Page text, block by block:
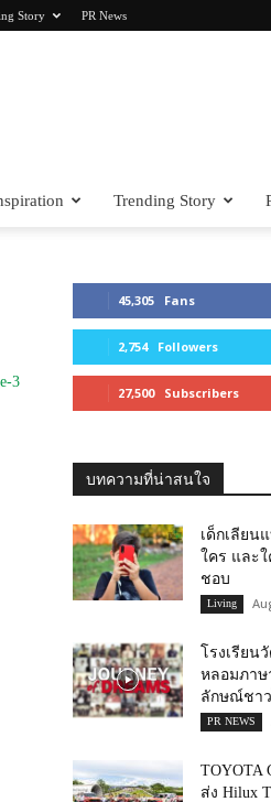
Story PR News
Trending Story
45,305 Fans
2,754 Followers
27,500 Subscribers
บทความที่น่าสนใจ
เด็กเลียน
ใคร และ
ชอบ
Living
โรงเรียน
หลอมภาษ
ลักษณ์ชา
PR NEWS
TOYOTA
ส่ง Hilux